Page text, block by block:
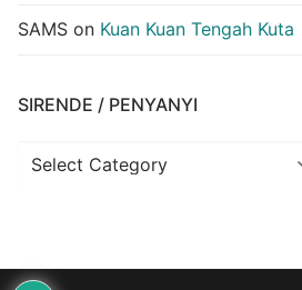
SAMS on Kuan Kuan Tengah Kuta
SIRENDE / PENYANYI
Sirende